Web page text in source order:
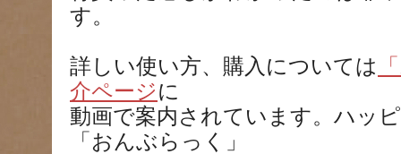
す。
詳しい使い方、購入については
介ページに
動画で案内されています。ハッ
「おんぶらっく」